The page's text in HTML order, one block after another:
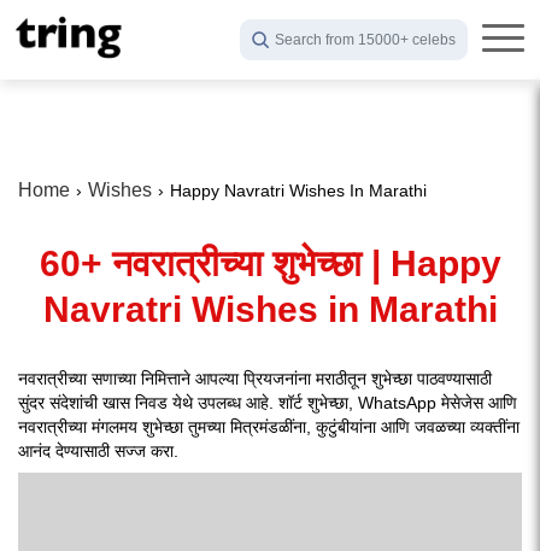
Search from 15000+ celebs
Home Wishes Happy Navratri Wishes In Marathi
60+ नवरात्रीच्या शुभेच्छा | Happy
Navratri Wishes in Marathi
नवरात्रीच्या सणाच्या निमित्ताने आपल्या प्रियजनांना मराठीतून शुभेच्छा पाठवण्यासाठी
सुंदर संदेशांची खास निवड येथे उपलब्ध आहे. शॉर्ट शुभेच्छा, WhatsApp मेसेजेस आणि
नवरात्रीच्या मंगलमय शुभेच्छा तुमच्या मित्रमंडळींना, कुटुंबीयांना आणि जवळच्या व्यक्तींना
आनंद देण्यासाठी सज्ज करा.